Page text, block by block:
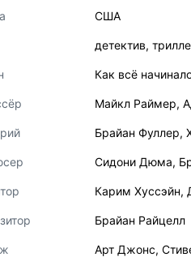
США
детектив,
Как всё
Майкл Раймер,
Брайан Фуллер,
Сидони Дюма,
Карим Хуссэйн,
Брайан Райцелл
Арт Джонс,